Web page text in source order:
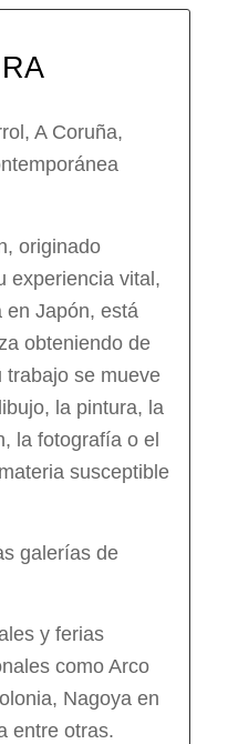
A Coruña,
originado
experiencia vital,
en Japón, está
obteniendo de
se mueve
la pintura, la
la fotografía o el
susceptible
galerías de
y ferias
como Arco
Nagoya en
entre otras.